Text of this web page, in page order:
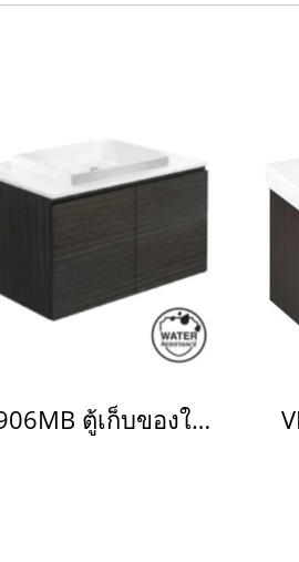
V0906MB ตู้เก็บของใต้อ่างล้างหน้าแบบแขวนผนัง สำหรับอ่าง C001017